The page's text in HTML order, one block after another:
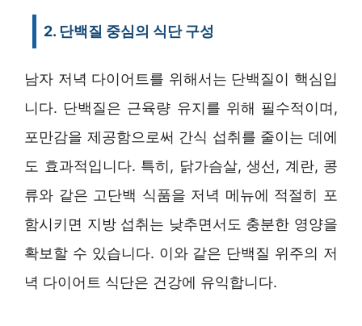
2. 단백질 중심의 식단 구성
남자 저녁 다이어트를 위해서는 단백질이 핵심입
니다. 단백질은 근육량 유지를 위해 필수적이며,
포만감을 제공함으로써 간식 섭취를 줄이는 데에
도 효과적입니다. 특히, 닭가슴살, 생선, 계란, 콩
류와 같은 고단백 식품을 저녁 메뉴에 적절히 포
함시키면 지방 섭취는 낮추면서도 충분한 영양을
확보할 수 있습니다. 이와 같은 단백질 위주의 저
녁 다이어트 식단은 건강에 유익합니다.